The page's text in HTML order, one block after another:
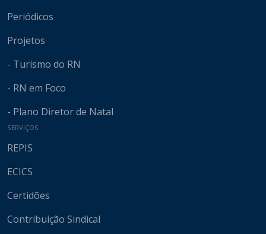
Periódicos
Projetos
- Turismo do RN
- RN em Foco
- Plano Diretor de Natal
SERVIÇOS
REPIS
ECICS
Certidões
Contribuição Sindical